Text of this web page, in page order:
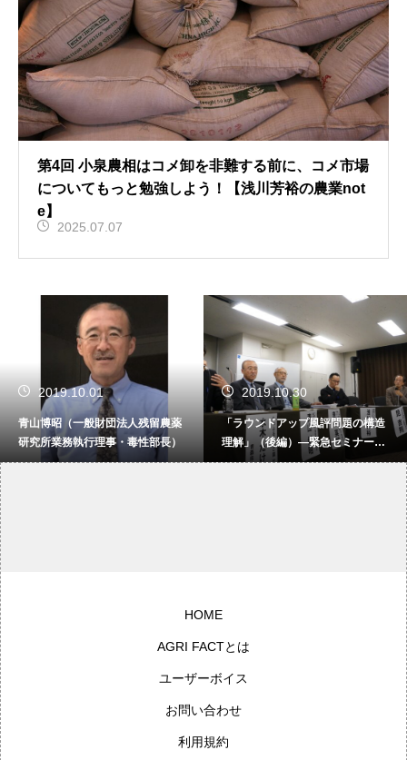
第4回 小泉農相はコメ卸を非難する前に、コメ市場
についてもっと勉強しよう！【浅川芳裕の農業not
e】
2025.07.07
2019.10.01
青山博昭（一般財団法人残留農薬
研究所業務執行理事・毒性部長）
2019.10.30
「ラウンドアップ風評問題の構造
理解」（後編）―緊急セミナー
「ラウンドアップ問題を考える」
HOME
AGRI FACTとは
ユーザーボイス
お問い合わせ
利用規約